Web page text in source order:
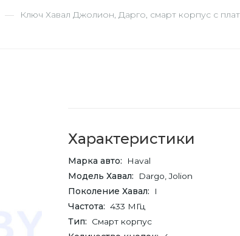
— Ключ Хавал Джолион, Дарго, смарт корпус с
Характеристики
Марка авто
Haval
Модель Хавал
Dargo, Jolion
Поколение Хавал
I
Частота
433 МГц
Тип
Смарт корпус